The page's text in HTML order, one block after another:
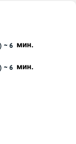
~ 6
~ 6